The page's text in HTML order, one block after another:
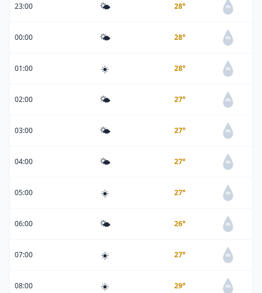
23:00 🌤️ 28° 0%
00:00 🌤️ 28° 0%
01:00 ☀️ 28° 0%
02:00 🌤️ 27° 0%
03:00 🌤️ 27° 0%
04:00 🌤️ 27° 0%
05:00 ☀️ 27° 0%
06:00 🌤️ 26° 0%
07:00 ☀️ 27° 0%
08:00 ☀️ 29° 0%